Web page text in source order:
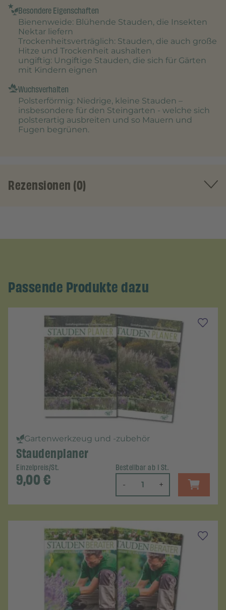
Besondere Eigenschaften
Bienenweide: Blühende Stauden, die Insekten
Nektar liefern
Trockenheitsverträglich: Stauden, die auch große
Hitze und Trockenheit aushalten
ungiftig: Ungiftige Stauden, die sich für Gärten
mit Kindern eignen
Wuchsverhalten
Polsterförmig: Niedrige, kleine Stauden –
insbesondere für den Steingarten - welche sich
polsterartig ausbreiten und so Mauern und
Fugen begrünen.
Rezensionen (0)
Passende Produkte dazu
Gartenwerkzeug und -zubehör
Staudenplaner
Einzelpreis/St.
9,00€
Bestellbar ab 1 St.
- +